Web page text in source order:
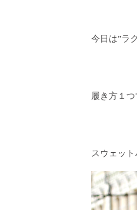
今日は”ラ
履き方１
スウェット